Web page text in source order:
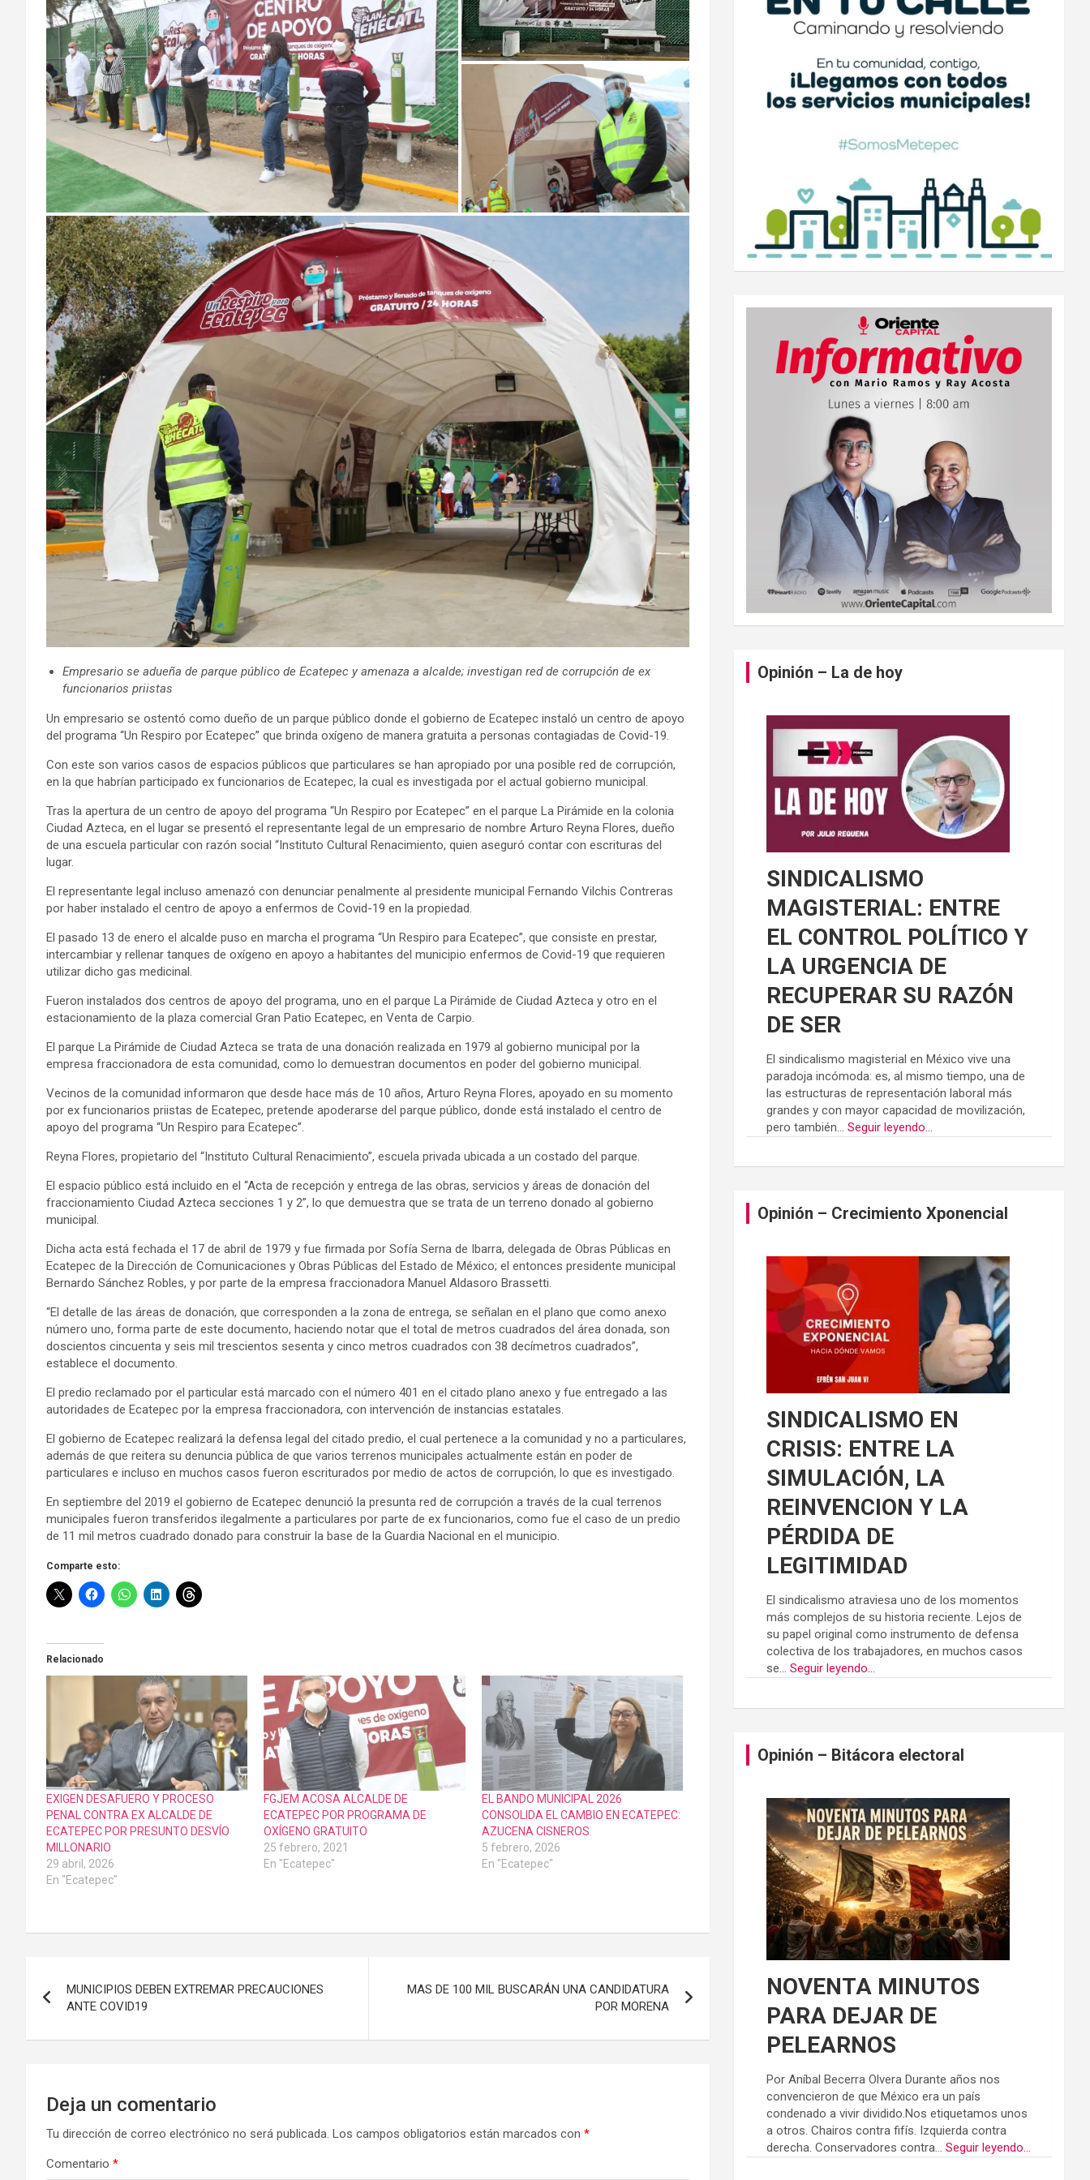
Empresario se adueña de parque público de Ecatepec y amenaza a alcalde; investigan red de corrupción de ex
funcionarios priistas
Un empresario se ostentó como dueño de un parque público donde el gobierno de Ecatepec instaló un centro de apoyo
del programa “Un Respiro por Ecatepec” que brinda oxígeno de manera gratuita a personas contagiadas de Covid-19.
Con este son varios casos de espacios públicos que particulares se han apropiado por una posible red de corrupción,
en la que habrían participado ex funcionarios de Ecatepec, la cual es investigada por el actual gobierno municipal.
Tras la apertura de un centro de apoyo del programa “Un Respiro por Ecatepec” en el parque La Pirámide en la colonia
Ciudad Azteca, en el lugar se presentó el representante legal de un empresario de nombre Arturo Reyna Flores, dueño
de una escuela particular con razón social “Instituto Cultural Renacimiento, quien aseguró contar con escrituras del
lugar.
El representante legal incluso amenazó con denunciar penalmente al presidente municipal Fernando Vilchis Contreras
por haber instalado el centro de apoyo a enfermos de Covid-19 en la propiedad.
El pasado 13 de enero el alcalde puso en marcha el programa “Un Respiro para Ecatepec”, que consiste en prestar,
intercambiar y rellenar tanques de oxígeno en apoyo a habitantes del municipio enfermos de Covid-19 que requieren
utilizar dicho gas medicinal.
Fueron instalados dos centros de apoyo del programa, uno en el parque La Pirámide de Ciudad Azteca y otro en el
estacionamiento de la plaza comercial Gran Patio Ecatepec, en Venta de Carpio.
El parque La Pirámide de Ciudad Azteca se trata de una donación realizada en 1979 al gobierno municipal por la
empresa fraccionadora de esta comunidad, como lo demuestran documentos en poder del gobierno municipal.
Vecinos de la comunidad informaron que desde hace más de 10 años, Arturo Reyna Flores, apoyado en su momento
por ex funcionarios priistas de Ecatepec, pretende apoderarse del parque público, donde está instalado el centro de
apoyo del programa “Un Respiro para Ecatepec”.
Reyna Flores, propietario del “Instituto Cultural Renacimiento”, escuela privada ubicada a un costado del parque.
El espacio público está incluido en el “Acta de recepción y entrega de las obras, servicios y áreas de donación del
fraccionamiento Ciudad Azteca secciones 1 y 2”, lo que demuestra que se trata de un terreno donado al gobierno
municipal.
Dicha acta está fechada el 17 de abril de 1979 y fue firmada por Sofía Serna de Ibarra, delegada de Obras Públicas en
Ecatepec de la Dirección de Comunicaciones y Obras Públicas del Estado de México; el entonces presidente municipal
Bernardo Sánchez Robles, y por parte de la empresa fraccionadora Manuel Aldasoro Brassetti.
“El detalle de las áreas de donación, que corresponden a la zona de entrega, se señalan en el plano que como anexo
número uno, forma parte de este documento, haciendo notar que el total de metros cuadrados del área donada, son
doscientos cincuenta y seis mil trescientos sesenta y cinco metros cuadrados con 38 decímetros cuadrados”,
establece el documento.
El predio reclamado por el particular está marcado con el número 401 en el citado plano anexo y fue entregado a las
autoridades de Ecatepec por la empresa fraccionadora, con intervención de instancias estatales.
El gobierno de Ecatepec realizará la defensa legal del citado predio, el cual pertenece a la comunidad y no a particulares,
además de que reitera su denuncia pública de que varios terrenos municipales actualmente están en poder de
particulares e incluso en muchos casos fueron escriturados por medio de actos de corrupción, lo que es investigado.
En septiembre del 2019 el gobierno de Ecatepec denunció la presunta red de corrupción a través de la cual terrenos
municipales fueron transferidos ilegalmente a particulares por parte de ex funcionarios, como fue el caso de un predio
de 11 mil metros cuadrado donado para construir la base de la Guardia Nacional en el municipio.
Comparte esto:
Relacionado
EXIGEN DESAFUERO Y PROCESO
PENAL CONTRA EX ALCALDE DE
ECATEPEC POR PRESUNTO DESVÍO
MILLONARIO
29 abril, 2026
En "Ecatepec"
FGJEM ACOSA ALCALDE DE
ECATEPEC POR PROGRAMA DE
OXÍGENO GRATUITO
25 febrero, 2021
En "Ecatepec"
EL BANDO MUNICIPAL 2026
CONSOLIDA EL CAMBIO EN ECATEPEC:
AZUCENA CISNEROS
5 febrero, 2026
En "Ecatepec"
de
entradas
MUNICIPIOS DEBEN EXTREMAR PRECAUCIONES
ANTE COVID19
MAS DE 100 MIL BUSCARÁN UNA CANDIDATURA
POR MORENA
Deja un comentario
Tu dirección de correo electrónico no será publicada. Los campos obligatorios están marcados con *
Comentario *
Opinión – La de hoy
SINDICALISMO
MAGISTERIAL: ENTRE
EL CONTROL POLÍTICO Y
LA URGENCIA DE
RECUPERAR SU RAZÓN
DE SER
El sindicalismo magisterial en México vive una
paradoja incómoda: es, al mismo tiempo, una de
las estructuras de representación laboral más
grandes y con mayor capacidad de movilización,
pero también...Seguir leyendo...
Opinión – Crecimiento Xponencial
SINDICALISMO EN
CRISIS: ENTRE LA
SIMULACIÓN, LA
REINVENCION Y LA
PÉRDIDA DE
LEGITIMIDAD
El sindicalismo atraviesa uno de los momentos
más complejos de su historia reciente. Lejos de
su papel original como instrumento de defensa
colectiva de los trabajadores, en muchos casos
se...Seguir leyendo...
Opinión – Bitácora electoral
NOVENTA MINUTOS
PARA DEJAR DE
PELEARNOS
Por Aníbal Becerra Olvera Durante años nos
convencieron de que México era un país
condenado a vivir dividido.Nos etiquetamos unos
a otros. Chairos contra fifís. Izquierda contra
derecha. Conservadores contra...Seguir leyendo...